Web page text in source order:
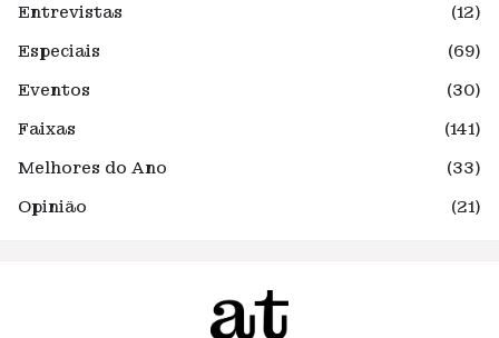
Entrevistas
(12)
Especiais
(69)
Eventos
(30)
Faixas
(141)
Melhores do Ano
(33)
Opinião
(21)